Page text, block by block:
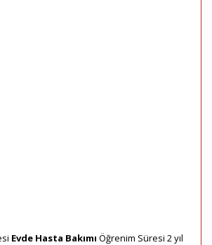
Evde Hasta Bakımı Öğrenim Süresi 2 yıl